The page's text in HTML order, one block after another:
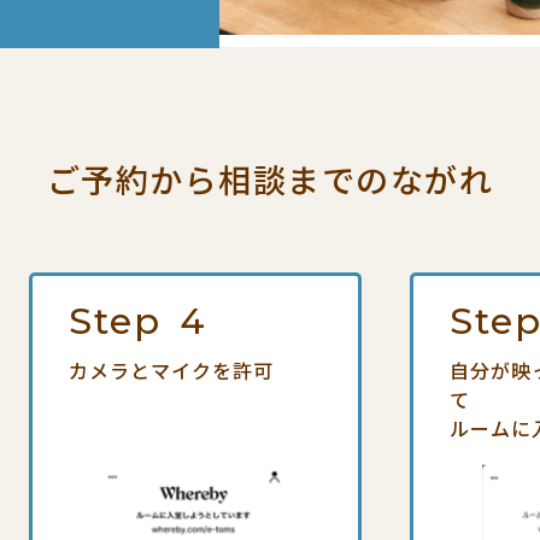
ご予約から相談までのながれ
Step 4
カメラとマイクを許可
自分が映
て
ルームに